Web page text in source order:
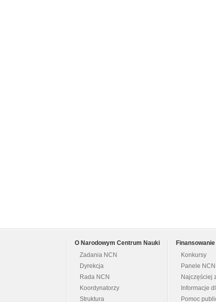
O Narodowym Centrum Nauki
Zadania NCN
Dyrekcja
Rada NCN
Koordynatorzy
Struktura
Konkursy
Panele NCN
Najczęściej
Informacje
Pomoc